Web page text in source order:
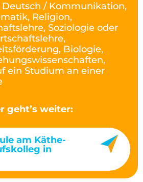
Deutsch / Kommunikation,
Religion,
Soziologie oder
Biologie,
ein Studium an einer
geht’s weiter:
am Käthe-
in